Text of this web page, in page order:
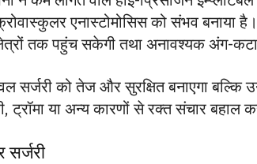
एनास्टोमोसिस को संभव बनाया
तक पहुंच सकेगी तथा अनावश्यक अंग-
सर्जरी को तेज और सुरक्षित बनाएगा बल्कि
ट्रॉमा या अन्य कारणों से रक्त संचार बहाल
सर्जरी